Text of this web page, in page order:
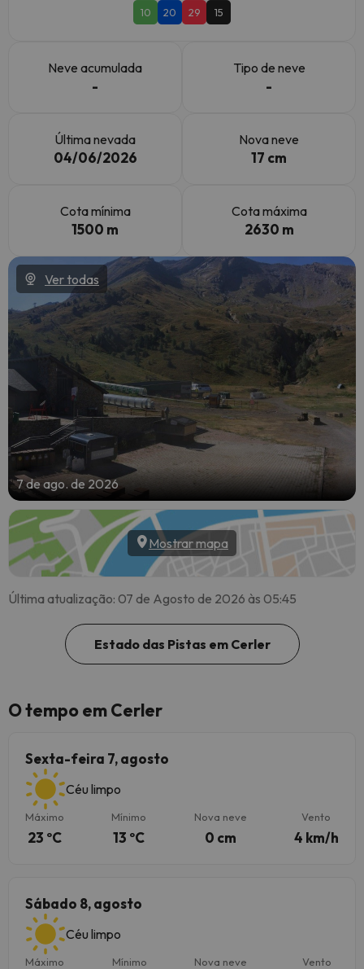
10 20 29 15
Neve acumulada
-
Tipo de neve
-
Última nevada
04/06/2026
Nova neve
17 cm
Cota mínima
1500 m
Cota máxima
2630 m
Ver todas
7 de ago. de 2026
Mostrar mapa
Última atualização: 07 de Agosto de 2026 às 05:45
Estado das Pistas em Cerler
O tempo em Cerler
Sexta-feira 7, agosto
Céu limpo
Máximo
23 ºC
Mínimo
13 ºC
Nova neve
0 cm
Vento
4 km/h
Sábado 8, agosto
Céu limpo
Máximo Mínimo Nova neve Vento